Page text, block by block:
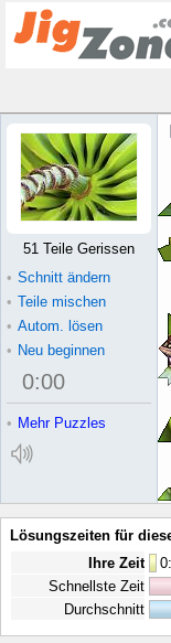
51 Teile Gerissen
• Schnitt ändern
• Teile mischen
• Autom. lösen
• Neu beginnen
0:00
• Mehr Puzzles
Lösungszeiten für
Ihre Zeit
0:
Schnellste Zeit
Durchschnitt